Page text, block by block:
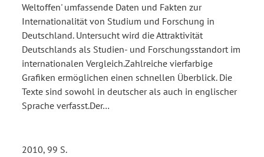
Weltoffen' umfassende Daten und Fakten zur
Internationalität von Studium und Forschung in
Deutschland. Untersucht wird die Attraktivität
Deutschlands als Studien- und Forschungsstandort im
internationalen Vergleich.Zahlreiche vierfarbige
Grafiken ermöglichen einen schnellen Überblick. Die
Texte sind sowohl in deutscher als auch in englischer
Sprache verfasst.Der…
2010, 99 S.